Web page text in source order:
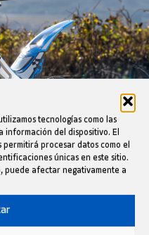
tecnologías como las
información del dispositivo. El
permitirá procesar datos como el
únicas en este sitio.
puede afectar negativamente a
DE
Y ALEMANIA